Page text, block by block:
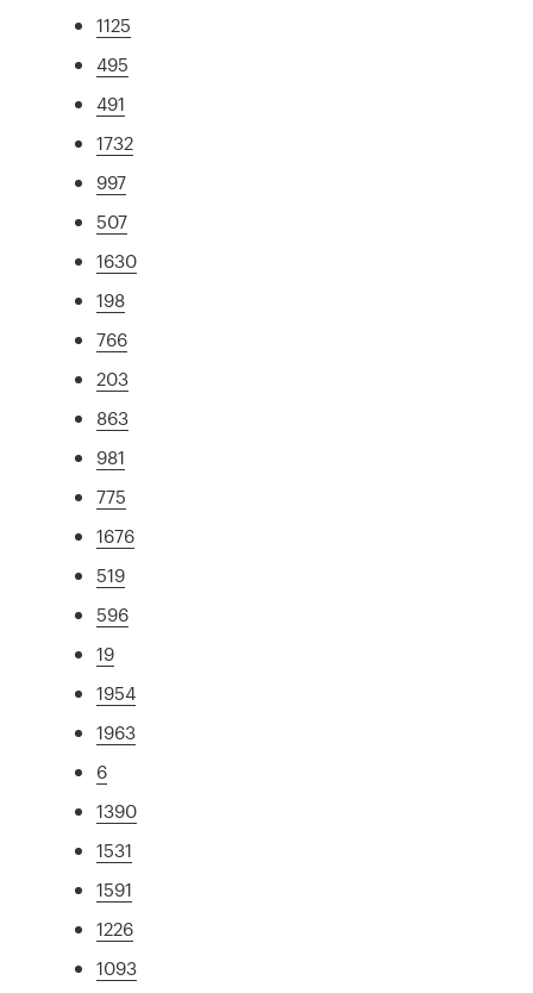
1125
495
491
1732
997
507
1630
198
766
203
863
981
775
1676
519
596
19
1954
1963
6
1390
1531
1591
1226
1093